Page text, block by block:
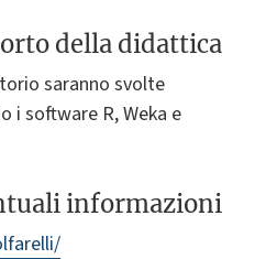
della didattica
saranno svolte
i software R, Weka e
informazioni